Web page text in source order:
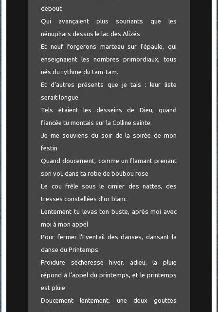
debout
Qui avançaient plus souriants que les
nénuphars dessus le lac des Alizés
Et neuf forgerons marteau sur l’épaule, qui
enseignaient les nombres primordiaux, tous
nés du rythme du tam-tam.
Et d’autres présents que je tais : leur liste
serait longue.
Tels étaient les desseins de Dieu, quand
fiancée tu montais sur la Colline sainte.
Je me souviens du soir de la soirée de mon
festin
Quand doucement, comme un flamant prenant
son vol, dans ta robe de boubou rose
Le cou frêle sous le cimier des nattes, des
tresses constellées d’or blanc
Lentement tu levas ton buste, après moi avec
moi à mon appel
Pour fermer l’Eventail des danses, dansant la
danse du Printemps.
Froidure sécheresse hiver, adieu, la pluie
répond à l’appel du printemps, et le printemps
est pluie
Doucement lentement, une deux gouttes